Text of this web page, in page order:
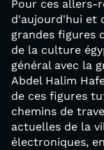
Pour ces allers-
d'aujourd'hui et
grandes figures
de la culture
général avec la
Abdel Halim
de ces figures
chemins de
actuelles de la
électroniques,